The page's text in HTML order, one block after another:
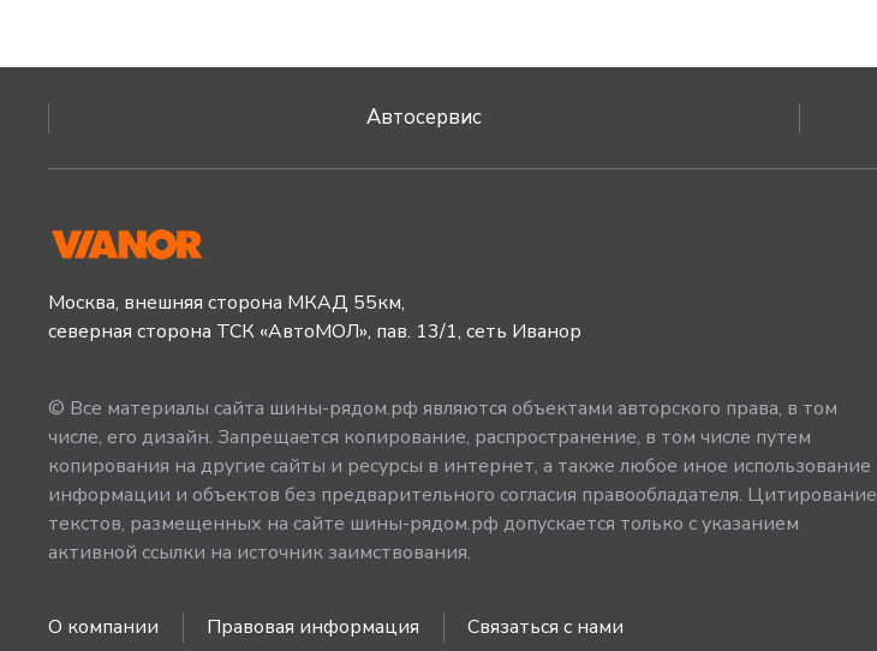
Автосервис
Москва, внешняя сторона МКАД 55км,
северная сторона ТСК «АвтоМОЛ», пав. 13/1, сеть Иванор
© Все материалы сайта шины-рядом.рф являются объектами авторского права, в том
числе, его дизайн. Запрещается копирование, распространение, в том числе путем
копирования на другие сайты и ресурсы в интернет, а также любое иное использование
информации и объектов без предварительного согласия правообладателя. Цитирование
текстов, размещенных на сайте шины-рядом.рф допускается только с указанием
активной ссылки на источник заимствования.
О компании Правовая информация Связаться с нами